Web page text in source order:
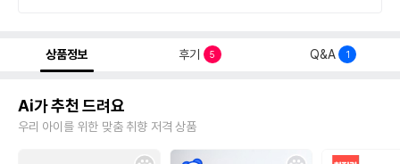
상품정보 후기 5 Q&A 1
Ai가 추천 드려요
우리 아이를 위한 맞춤 취향 저격 상품